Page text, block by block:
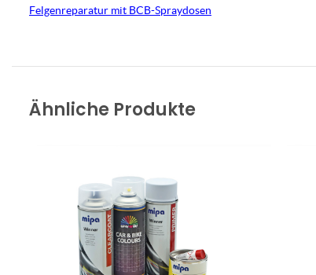
Felgenreparatur mit BCB-Spraydosen
Ähnliche Produkte